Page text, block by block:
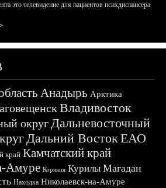
это телевидение для пациентов психдиспансера
Анадырь Арктика
Владивосток
округДальневосточный
Дальний ВостокЕАО
край Камчатский край
Амуре Корякия Курилы Магадан
Находка Николаевск-на-Амуре